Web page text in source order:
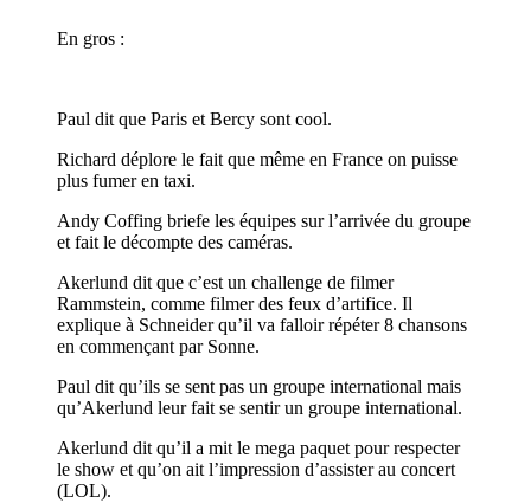
En gros :
Paul dit que Paris et Bercy sont cool.
Richard déplore le fait que même en France on puisse
plus fumer en taxi.
Andy Coffing briefe les équipes sur l’arrivée du groupe
et fait le décompte des caméras.
Akerlund dit que c’est un challenge de filmer
Rammstein, comme filmer des feux d’artifice. Il
explique à Schneider qu’il va falloir répéter 8 chansons
en commençant par Sonne.
Paul dit qu’ils se sent pas un groupe international mais
qu’Akerlund leur fait se sentir un groupe international.
Akerlund dit qu’il a mit le mega paquet pour respecter
le show et qu’on ait l’impression d’assister au concert
(LOL).